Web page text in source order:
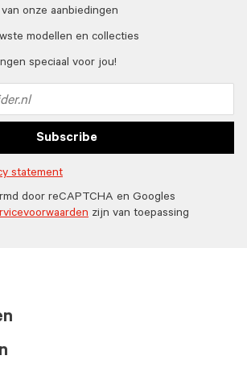
onze aanbiedingen
modellen en collecties
speciaal voor jou!
Subscribe
statement
door reCAPTCHA en Googles
zijn van toepassing